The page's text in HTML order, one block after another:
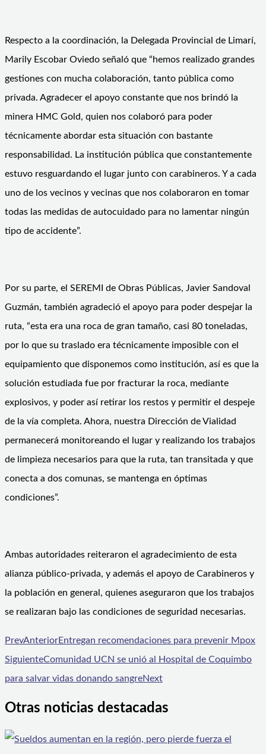
Respecto a la coordinación, la Delegada Provincial de Limarí,
Marily Escobar Oviedo señaló que “hemos realizado grandes
gestiones con mucha colaboración, tanto pública como
privada. Agradecer el apoyo constante que nos brindó la
minera HMC Gold, quien nos colaboró para poder
técnicamente abordar esta situación con bastante
responsabilidad. La institución pública que constantemente
estuvo resguardando el lugar junto con carabineros. Y a cada
uno de los vecinos y vecinas que nos colaboraron en tomar
todas las medidas de autocuidado para no lamentar ningún
tipo de accidente”.
Por su parte, el SEREMI de Obras Públicas, Javier Sandoval
Guzmán, también agradeció el apoyo para poder despejar la
ruta, “esta era una roca de gran tamaño, casi 80 toneladas,
por lo que su traslado era técnicamente imposible con el
equipamiento que disponemos como institución, así es que la
solución estudiada fue por fracturar la roca, mediante
explosivos, y poder así retirar los restos y permitir el despeje
de la vía completa. Ahora, nuestra Dirección de Vialidad
permanecerá monitoreando el lugar y realizando los trabajos
de limpieza necesarios para que la ruta, tan transitada y que
conecta a dos comunas, se mantenga en óptimas
condiciones”.
Ambas autoridades reiteraron el agradecimiento de esta
alianza público-privada, y además el apoyo de Carabineros y
la población en general, quienes aseguraron que los trabajos
se realizaran bajo las condiciones de seguridad necesarias.
PrevAnteriorEntregan recomendaciones para prevenir Mpox
SiguienteComunidad UCN se unió al Hospital de Coquimbo
para salvar vidas donando sangreNext
Otras noticias destacadas